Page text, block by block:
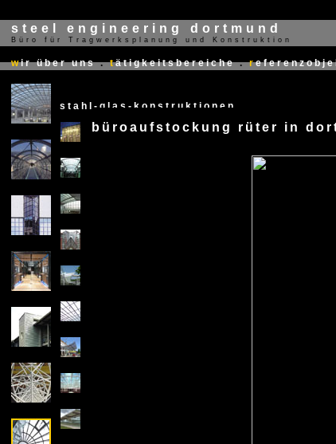
steel engineering dortmund
Büro für Tragwerksplanung und Konstruktion
wir über uns . tätigkeitsbereiche . r
stahl-glas-konstruktionen
X
büroaufstockung rüter in